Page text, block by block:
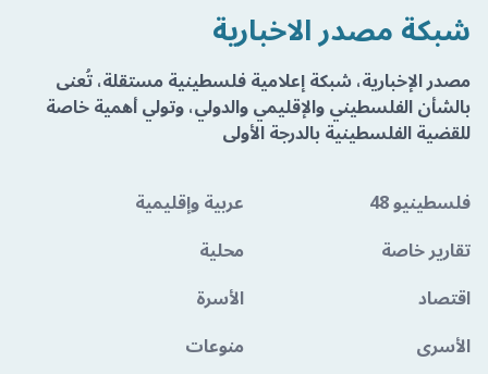
شبكة مصدر الاخبارية
مصدر الإخبارية، شبكة إعلامية فلسطينية مستقلة، تُعنى
بالشأن الفلسطيني والإقليمي والدولي، وتولي أهمية خاصة
للقضية الفلسطينية بالدرجة الأولى
فلسطينيو 48
عربية وإقليمية
تقارير خاصة
محلية
اقتصاد
الأسرة
الأسرى
منوعات